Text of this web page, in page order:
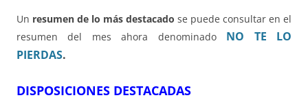
Un resumen de lo más destacado se puede consultar en el
resumen del mes ahora denominado NO TE LO
PIERDAS.
DISPOSICIONES DESTACADAS